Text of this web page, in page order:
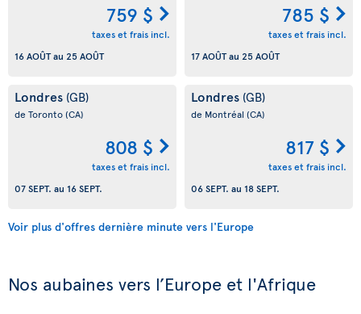
759 $
taxes et frais incl.
16 AOÛTau 25 AOÛT
785 $
taxes et frais incl.
17 AOÛTau 25 AOÛT
Londres (GB)
de Toronto(CA)
808 $
taxes et frais incl.
07 SEPT. au 16 SEPT.
Londres (GB)
de Montréal (CA)
817 $
taxes et frais incl.
06 SEPT. au 18 SEPT.
Voir plus d'offres dernière minute vers l'Europe
Nos aubaines vers l’Europe et l'Afrique